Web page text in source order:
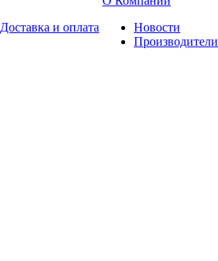
Доставка и оплата
Новости
Производители